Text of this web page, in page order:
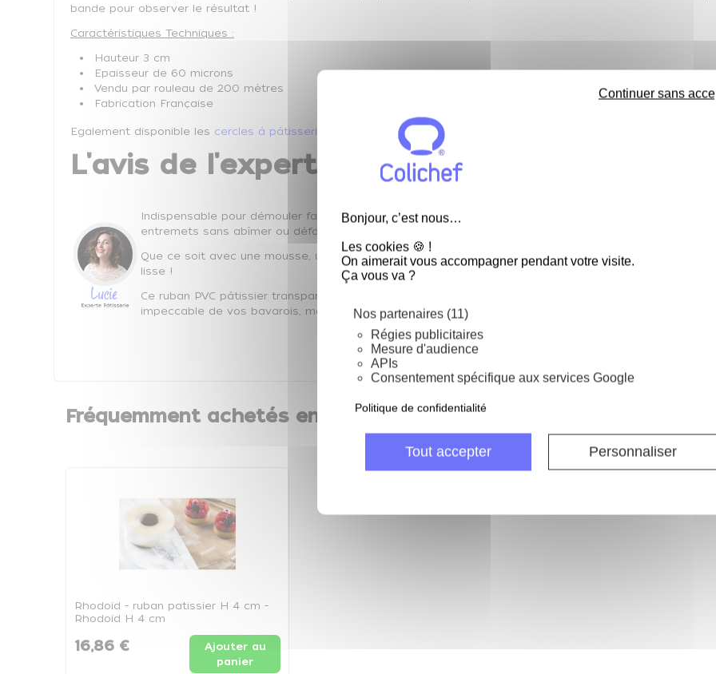
Bonjour, c’est nous…
Les cookies 🍪 !
On aimerait vous accompagner pendant votre visite.
Ça vous va ?
Nos partenaires (11)
Régies publicitaires
Mesure d'audience
APIs
Consentement spécifique aux services Google
Tout accepter
Continuer sans
Personnaliser
Politique de confidentialité
bande pour observer le résultat !
Caractéristiques Techniques :
Hauteur 3 cm
Epaisseur de 60 microns
Vendu par rouleau de 200 mètres
Fabrication Française
Egalement disponible les cercles à pâtisserie
L'avis de l'expert Colichef :
Indispensable pour démouler facilement toutes vos pâtisseries et
entremets sans abîmer ou déformer le tour !
Que ce soit avec une mousse, une crème ... le résultat est parfaitement
lisse !
Ce ruban PVC pâtissier transparent offre la garantie d'avoir des contours
impeccable de vos bavarois, mousses, entremets et charlottes !
Fréquemment achetés ensemble
Rhodoïd - ruban patissier H 4 cm -
Rhodoïd H 4 cm
16,86 €
Ajouter au
panier